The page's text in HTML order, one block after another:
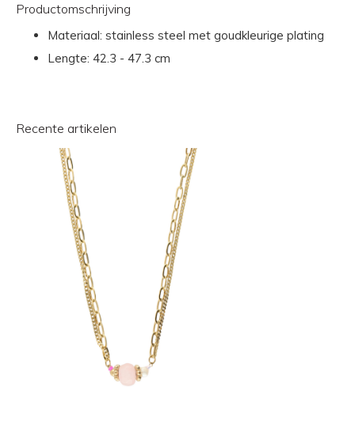
Productomschrijving
Materiaal: stainless steel met goudkleurige plating
Lengte: 42.3 - 47.3 cm
Recente artikelen